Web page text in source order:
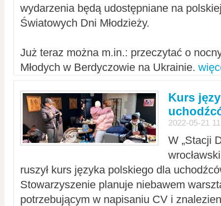
wydarzenia będą udostępniane na
Światowych Dni Młodzieży.
Już teraz można m.in.: przeczytać o
Młodych w Berdyczowie na Ukrainie.
Kurs
2022-05-21
W „Stacji
ruszył kurs języka polskiego dla
Stowarzyszenie planuje niebawem
potrzebującym w napisaniu CV i